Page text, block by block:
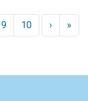
9 10 › »